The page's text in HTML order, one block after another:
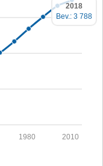
2010
1980
2018
Bev.: 3 788